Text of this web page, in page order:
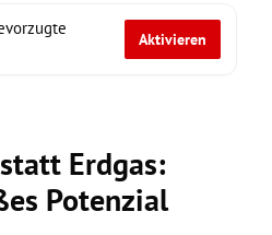
Aktivieren
Erdgas:
Potenzial